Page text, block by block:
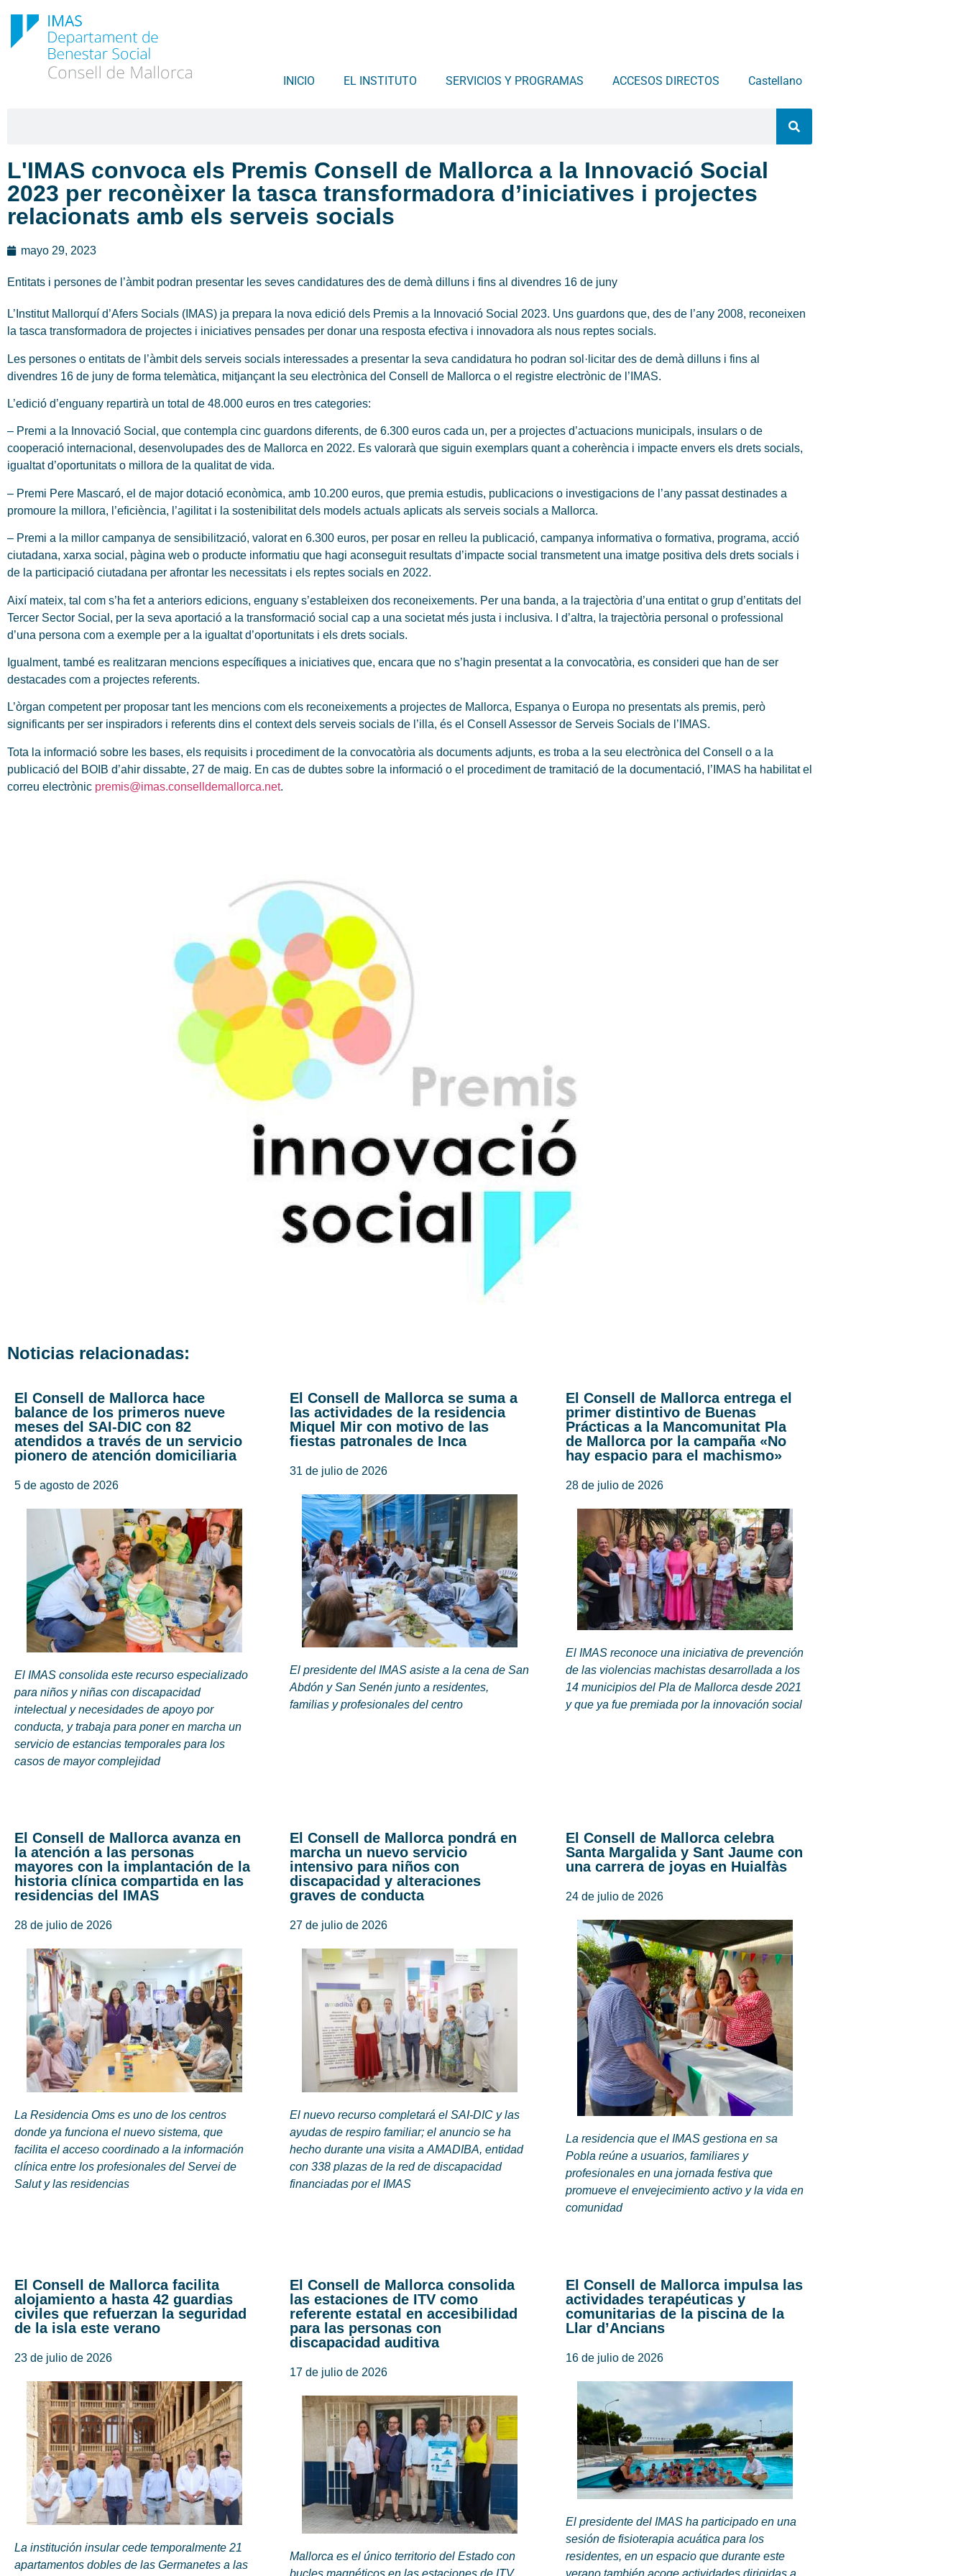
INICIO EL INSTITUTO SERVICIOS Y PROGRAMAS ACCESOS DIRECTOS Castellano
L'IMAS convoca els Premis Consell de Mallorca a la Innovació Social
2023 per reconèixer la tasca transformadora d’iniciatives i projectes
relacionats amb els serveis socials
mayo 29, 2023
Entitats i persones de l’àmbit podran presentar les seves candidatures des de demà dilluns i fins al divendres 16 de juny
L’Institut Mallorquí d’Afers Socials (IMAS) ja prepara la nova edició dels Premis a la Innovació Social 2023. Uns guardons que, des de l’any 2008, reconeixen
la tasca transformadora de projectes i iniciatives pensades per donar una resposta efectiva i innovadora als nous reptes socials.
Les persones o entitats de l’àmbit dels serveis socials interessades a presentar la seva candidatura ho podran sol·licitar des de demà dilluns i fins al
divendres 16 de juny de forma telemàtica, mitjançant la seu electrònica del Consell de Mallorca o el registre electrònic de l’IMAS.
L’edició d’enguany repartirà un total de 48.000 euros en tres categories:
– Premi a la Innovació Social, que contempla cinc guardons diferents, de 6.300 euros cada un, per a projectes d’actuacions municipals, insulars o de
cooperació internacional, desenvolupades des de Mallorca en 2022. Es valorarà que siguin exemplars quant a coherència i impacte envers els drets socials,
igualtat d’oportunitats o millora de la qualitat de vida.
– Premi Pere Mascaró, el de major dotació econòmica, amb 10.200 euros, que premia estudis, publicacions o investigacions de l’any passat destinades a
promoure la millora, l’eficiència, l’agilitat i la sostenibilitat dels models actuals aplicats als serveis socials a Mallorca.
– Premi a la millor campanya de sensibilització, valorat en 6.300 euros, per posar en relleu la publicació, campanya informativa o formativa, programa, acció
ciutadana, xarxa social, pàgina web o producte informatiu que hagi aconseguit resultats d’impacte social transmetent una imatge positiva dels drets socials i
de la participació ciutadana per afrontar les necessitats i els reptes socials en 2022.
Així mateix, tal com s’ha fet a anteriors edicions, enguany s’estableixen dos reconeixements. Per una banda, a la trajectòria d’una entitat o grup d’entitats del
Tercer Sector Social, per la seva aportació a la transformació social cap a una societat més justa i inclusiva. I d’altra, la trajectòria personal o professional
d’una persona com a exemple per a la igualtat d’oportunitats i els drets socials.
Igualment, també es realitzaran mencions específiques a iniciatives que, encara que no s’hagin presentat a la convocatòria, es consideri que han de ser
destacades com a projectes referents.
L’òrgan competent per proposar tant les mencions com els reconeixements a projectes de Mallorca, Espanya o Europa no presentats als premis, però
significants per ser inspiradors i referents dins el context dels serveis socials de l’illa, és el Consell Assessor de Serveis Socials de l’IMAS.
Tota la informació sobre les bases, els requisits i procediment de la convocatòria als documents adjunts, es troba a la seu electrònica del Consell o a la
publicació del BOIB d’ahir dissabte, 27 de maig. En cas de dubtes sobre la informació o el procediment de tramitació de la documentació, l’IMAS ha habilitat el
correu electrònic premis@imas.conselldemallorca.net.
Noticias relacionadas:
El Consell de Mallorca hace
balance de los primeros nueve
meses del SAI-DIC con 82
atendidos a través de un servicio
pionero de atención domiciliaria
5 de agosto de 2026
El IMAS consolida este recurso especializado
para niños y niñas con discapacidad
intelectual y necesidades de apoyo por
conducta, y trabaja para poner en marcha un
servicio de estancias temporales para los
casos de mayor complejidad
El Consell de Mallorca se suma a
las actividades de la residencia
Miquel Mir con motivo de las
fiestas patronales de Inca
31 de julio de 2026
El presidente del IMAS asiste a la cena de San
Abdón y San Senén junto a residentes,
familias y profesionales del centro
El Consell de Mallorca entrega el
primer distintivo de Buenas
Prácticas a la Mancomunitat Pla
de Mallorca por la campaña «No
hay espacio para el machismo»
28 de julio de 2026
El IMAS reconoce una iniciativa de prevención
de las violencias machistas desarrollada a los
14 municipios del Pla de Mallorca desde 2021
y que ya fue premiada por la innovación social
El Consell de Mallorca avanza en
la atención a las personas
mayores con la implantación de la
historia clínica compartida en las
residencias del IMAS
28 de julio de 2026
La Residencia Oms es uno de los centros
donde ya funciona el nuevo sistema, que
facilita el acceso coordinado a la información
clínica entre los profesionales del Servei de
Salut y las residencias
El Consell de Mallorca pondrá en
marcha un nuevo servicio
intensivo para niños con
discapacidad y alteraciones
graves de conducta
27 de julio de 2026
El nuevo recurso completará el SAI-DIC y las
ayudas de respiro familiar; el anuncio se ha
hecho durante una visita a AMADIBA, entidad
con 338 plazas de la red de discapacidad
financiadas por el IMAS
El Consell de Mallorca celebra
Santa Margalida y Sant Jaume con
una carrera de joyas en Huialfàs
24 de julio de 2026
La residencia que el IMAS gestiona en sa
Pobla reúne a usuarios, familiares y
profesionales en una jornada festiva que
promueve el envejecimiento activo y la vida en
comunidad
El Consell de Mallorca facilita
alojamiento a hasta 42 guardias
civiles que refuerzan la seguridad
de la isla este verano
23 de julio de 2026
La institución insular cede temporalmente 21
apartamentos dobles de las Germanetes a las
El Consell de Mallorca consolida
las estaciones de ITV como
referente estatal en accesibilidad
para las personas con
discapacidad auditiva
17 de julio de 2026
Mallorca es el único territorio del Estado con
bucles magnéticos en las estaciones de ITV,
El Consell de Mallorca impulsa las
actividades terapéuticas y
comunitarias de la piscina de la
Llar d’Ancians
16 de julio de 2026
El presidente del IMAS ha participado en una
sesión de fisioterapia acuática para los
residentes, en un espacio que durante este
verano también acoge actividades dirigidas a